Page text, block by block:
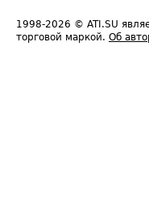
1998-2026 © ATI.SU
торговой маркой. Об